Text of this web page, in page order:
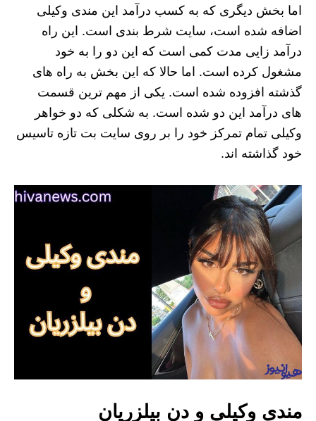
اما بخش دیگری که به کسب درآمد این مندی وکیلی
اضافه شده است، سایت شرط بندی است. این راه
درآمد زایی مدت کمی است که این دو را به خود
مشغول کرده است. اما حالا که این بخش به راه های
گذشته افزوده شده است. یکی از مهم ترین قسمت
های درآمد این دو شده است. به شکلی که دو خواهر
وکیلی تمام تمرکز خود را بر روی سایت بت تازه تاسیس
خود گذاشته اند.
مندی وکیلی و دن بیلزریان